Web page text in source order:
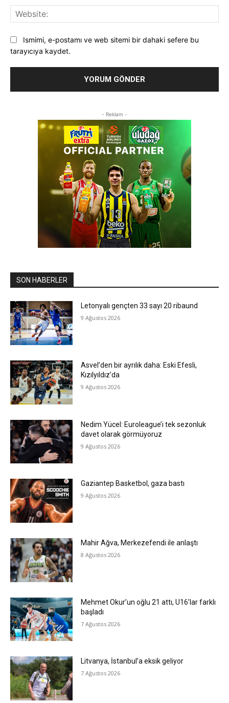
Ismimi, e-postamı ve web sitemi bir dahaki sefere bu
tarayıcıya kaydet.
- Reklam -
SON HABERLER
Letonyalı gençten 33 sayı 20 ribaund
9 Ağustos 2026
Asvel’den bir ayrılık daha: Eski Efesli,
Kızılyıldız’da
9 Ağustos 2026
Nedim Yücel: Euroleague’i tek sezonluk
davet olarak görmüyoruz
9 Ağustos 2026
Gaziantep Basketbol, gaza bastı
9 Ağustos 2026
Mahir Ağva, Merkezefendi ile anlaştı
8 Ağustos 2026
Mehmet Okur’un oğlu 21 attı, U16’lar farklı
başladı
7 Ağustos 2026
Litvanya, İstanbul’a eksik geliyor
7 Ağustos 2026